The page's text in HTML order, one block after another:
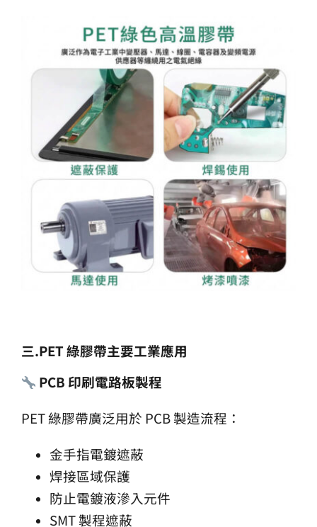
三.PET綠膠帶主要工業應用
PCB 印刷電路板製程
PET 綠膠帶廣泛用於 PCB 製造流程：
金手指電鍍遮蔽
焊接區域保護
防止電鍍液滲入元件
SMT 製程遮蔽